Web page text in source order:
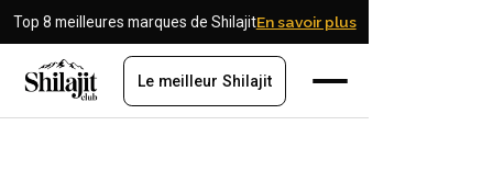
Top 8 meilleures marques de ShilajitEn savoir plus
Le meilleur Shilajit